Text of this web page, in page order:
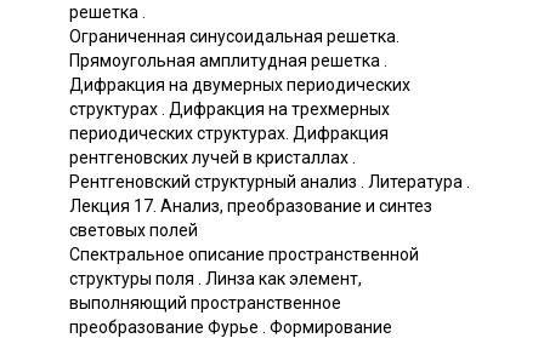
решетка .
Ограниченная синусоидальная решетка.
Прямоугольная амплитудная решетка .
Дифракция на двумерных периодических
структурах . Дифракция на трехмерных
периодических структурах. Дифракция
рентгеновских лучей в кристаллах .
Рентгеновский структурный анализ . Литература .
Лекция 17. Анализ, преобразование и синтез
световых полей
Спектральное описание пространственной
структуры поля . Линза как элемент,
выполняющий пространственное
преобразование Фурье . Формирование